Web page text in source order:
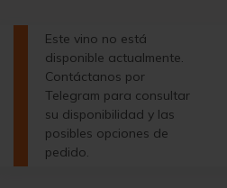
Este vino no está
disponible actualmente.
Contáctanos por
Telegram para consultar
su disponibilidad y las
posibles opciones de
pedido.